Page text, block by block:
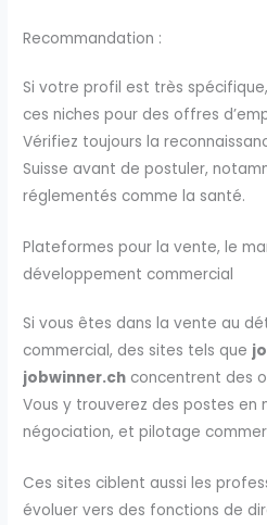
Recommandation :
Si votre profil est très
ces niches pour des offres
Vérifiez toujours la
Suisse avant de postuler,
réglementés comme la santé.
Plateformes pour la vente, le
développement commercial
Si vous êtes dans la vente au
commercial, des sites tels que
jobwinner.ch concentrent des
Vous y trouverez des postes en
négociation, et pilotage
Ces sites ciblent aussi les
évoluer vers des fonctions de